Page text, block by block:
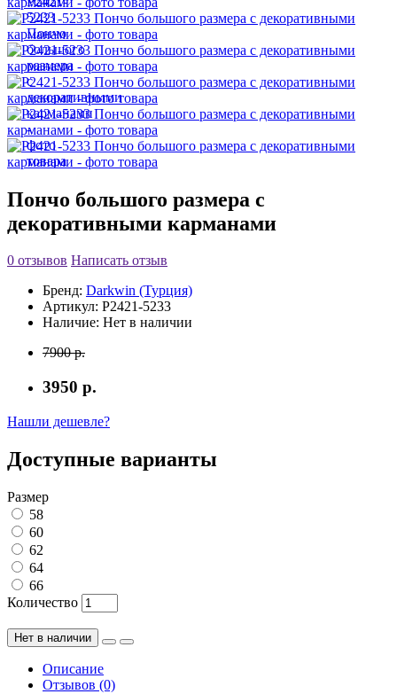
Пончо большого размера с
декоративными карманами
0 отзывов Написать отзыв
Бренд: Darkwin (Турция)
Артикул: P2421-5233
Наличие: Нет в наличии
7900 р.
3950 р.
Нашли дешевле?
Доступные варианты
Размер
58
60
62
64
66
Количество
Нет в наличии
Описание
Отзывов (0)